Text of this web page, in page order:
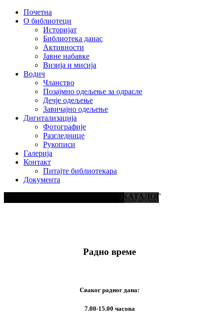
Почетна
О библиотеци
Историјат
Библиотека данас
Активности
Јавне набавке
Визија и мисија
Водич
Чланство
Позајмно одељење за одрасле
Дечје одељење
Завичајно одељење
Дигитализација
Фотографије
Разгледнице
Рукописи
Галерија
Контакт
Питајте библиотекара
Документа
Библиотека интензивно попуњава свој књижни фонд најновијим насловима
ЕЛЕКТРОНСКИ КАТАЛОГ
Радно време
Сваког радног дана:
7.00-15.00 часова